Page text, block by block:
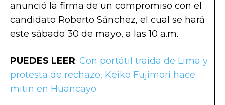
anunció la firma de un compromiso con el
candidato Roberto Sánchez, el cual se hará
este sábado 30 de mayo, a las 10 a.m.
PUEDES LEER: Con portátil traída de Lima y
protesta de rechazo, Keiko Fujimori hace
mitin en Huancayo